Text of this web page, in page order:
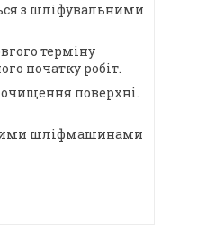
з шліфувальними
терміну
початку робіт.
очищення поверхні.
шліфмашинами